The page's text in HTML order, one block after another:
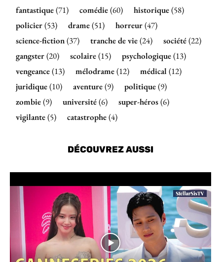
fantastique(71) comédie(60) historique(58)
policier(53) drame(51) horreur(47)
science-fiction(37) tranche de vie(24) société(22)
gangster(20) scolaire(15) psychologique(13)
vengeance(13) mélodrame(12) médical(12)
juridique(10) aventure(9) politique(9)
zombie(9) université(6) super-héros(6)
vigilante(5) catastrophe(4)
DÉCOUVREZ AUSSI